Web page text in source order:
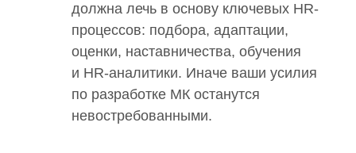
должна лечь в основу ключевых HR-
процессов: подбора, адаптации,
оценки, наставничества, обучения
и HR-аналитики. Иначе ваши усилия
по разработке МК останутся
невостребованными.